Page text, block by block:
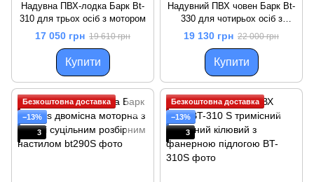
Надувна ПВХ-лодка Барк Bt-
310 для трьох осіб з мотором
17 050 грн 19 610 грн
Купити
Надувний ПВХ човен Барк Bt-
330 для чотирьох осіб з
мотором
19 130 грн 22 000 грн
Купити
Безкоштовна доставка
−13%
3
Безкоштовна доставка
−13%
3